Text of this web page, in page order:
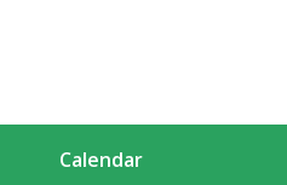
Calendar